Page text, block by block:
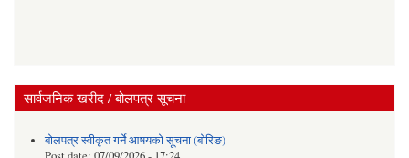
सार्वजनिक खरीद / बोलपत्र सूचना
बोलपत्र स्वीकृत गर्ने आषयको सूचना (बोरिङ)